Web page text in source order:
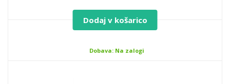
Dodaj v košarico
Dobava: Na zalogi